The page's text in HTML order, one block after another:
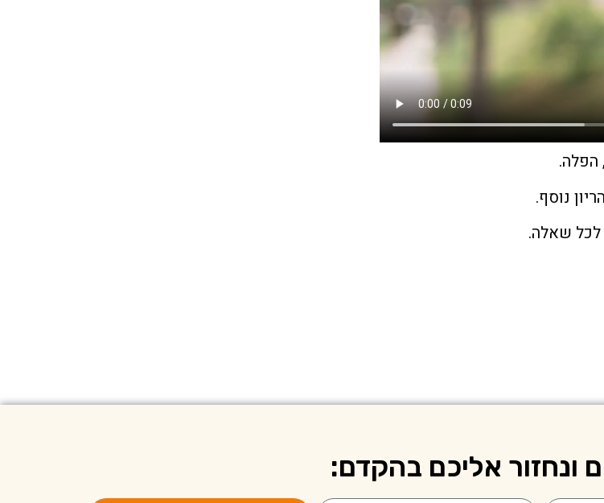
הפלה.
נוסף.
לכל שאלה.
ונחזור אליכם בהקדם: